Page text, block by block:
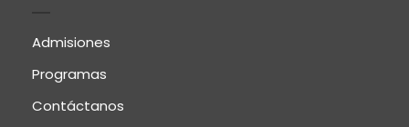
Admisiones
Programas
Contáctanos